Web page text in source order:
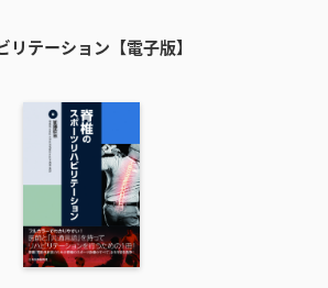
テーション【電子版】